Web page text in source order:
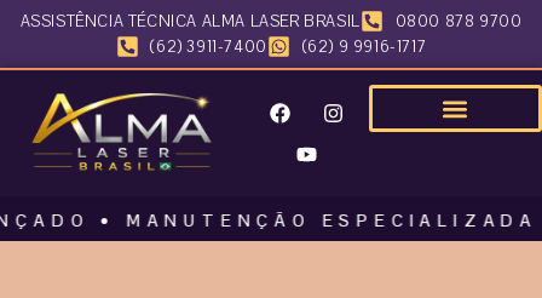
ASSISTÊNCIA TÉCNICA ALMA LASER BRASIL
0800 878 9700
(62) 3911-7400
(62) 9 9916-1717
• MANUTENÇÃO ESPECIALIZADA